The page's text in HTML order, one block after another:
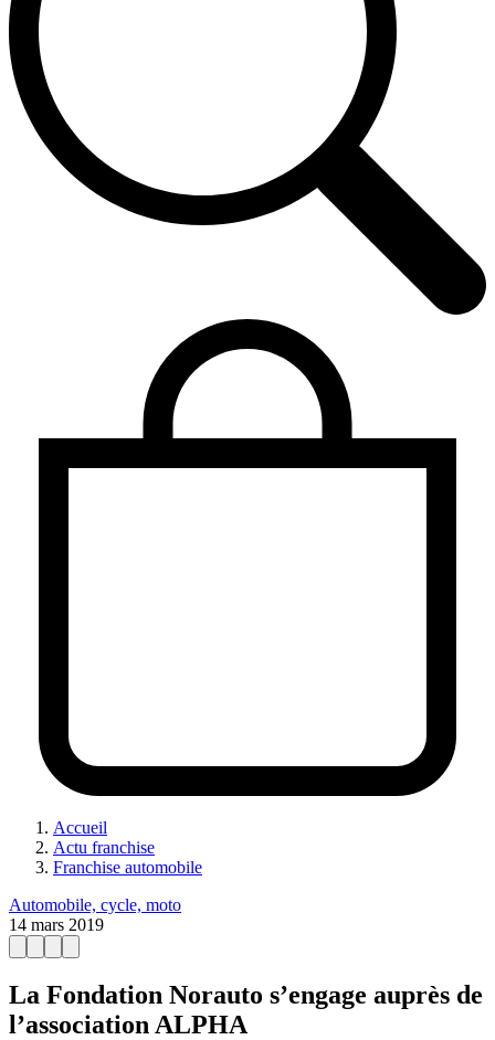
Accueil
Actu franchise
Franchise automobile
Automobile, cycle, moto
14 mars 2019
La Fondation Norauto s’engage auprès de
l’association ALPHA